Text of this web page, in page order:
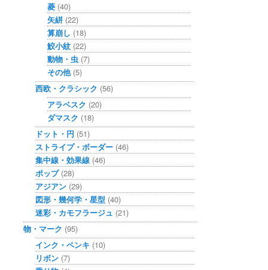
菱 (40)
矢絣 (22)
算崩し (18)
鮫小紋 (22)
動物・虫 (7)
その他(5)
西欧・クラシック (56)
アラベスク (20)
ダマスク (18)
ドット・円 (51)
ストライプ・ボーダー (46)
集中線・効果線 (46)
ポップ(28)
アジアン (29)
図形・幾何学・星型 (40)
迷彩・カモフラージュ (21)
物・マーク (95)
インク・ペンキ (10)
リボン (7)